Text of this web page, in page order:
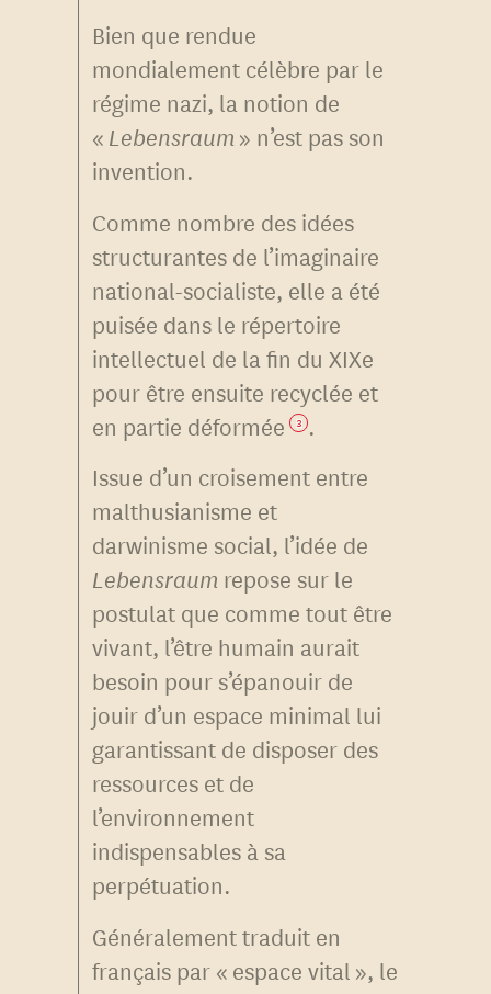
Bien que rendue
mondialement célèbre par le
régime nazi, la notion de
« Lebensraum » n’est pas son
invention.
Comme nombre des idées
structurantes de l’imaginaire
national-socialiste, elle a été
puisée dans le répertoire
intellectuel de la fin du XIXe
pour être ensuite recyclée et
en partie déformée 3 .
Issue d’un croisement entre
malthusianisme et
darwinisme social, l’idée de
Lebensraum repose sur le
postulat que comme tout être
vivant, l’être humain aurait
besoin pour s’épanouir de
jouir d’un espace minimal lui
garantissant de disposer des
ressources et de
l’environnement
indispensables à sa
perpétuation.
Généralement traduit en
français par « espace vital », le